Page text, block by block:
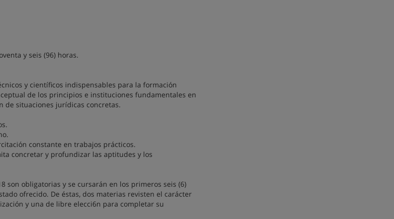
y seis (96) horas.
y científicos indispensables para la formación
de los principios e instituciones fundamentales en
de situaciones jurídicas concretas.
constante en trabajos prácticos.
concretar y profundizar las aptitudes y los
son obligatorias y se cursarán en los primeros seis (6)
ofrecido. De éstas, dos materias revisten el carácter
y una de libre elecci6n para completar su